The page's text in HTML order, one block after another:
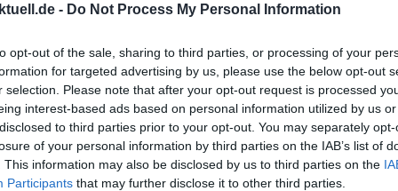
- Do Not Process My Personal Information
opt-out of the sale, sharing to third parties, or processing of your
for targeted advertising by us, please use the below opt-out
selection. Please note that after your opt-out request is processed
interest-based ads based on personal information utilized by us
to third parties prior to your opt-out. You may separately
of your personal information by third parties on the IAB’s list of
This information may also be disclosed by us to third parties on the
Participants that may further disclose it to other third parties.
Plan im Kopf habe, spielte vander
deutete an, dass sein Instinkt
versuche immer, nach meinem
gibt es so viele Dinge, die auf
können, also ja, man muss einfach
bleiben und hoffentlich keine
er
rifft
Die
as
ür
n
ss
as
et.